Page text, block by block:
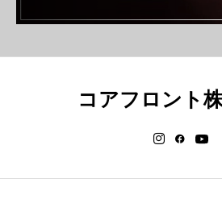
コアフロント